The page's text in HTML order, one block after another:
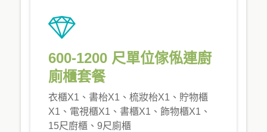
600-1200 尺單位傢俬連廚
廁櫃套餐
衣櫃X1、書枱X1、梳妝枱X1、貯物櫃
X1、電視櫃X1、書櫃X1、飾物櫃X1、
15尺廚櫃、9尺廁櫃